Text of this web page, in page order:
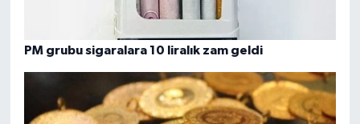
PM grubu sigaralara 10 liralık zam geldi